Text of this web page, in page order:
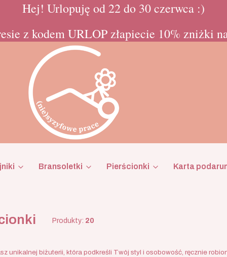
Hej! Urlopuję od 22 do 30 czerwca :)
z kodem URLOP złapiecie 10% zniżki
Bransoletki Pierścionki Karta
Produkty: 20
unikalnej biżuterii, która podkreśli Twój styl i osobowość, ręcznie